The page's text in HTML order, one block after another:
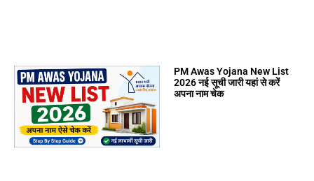
PM Awas Yojana New List
2026 नई सूची जारी यहां से करें
अपना नाम चेक